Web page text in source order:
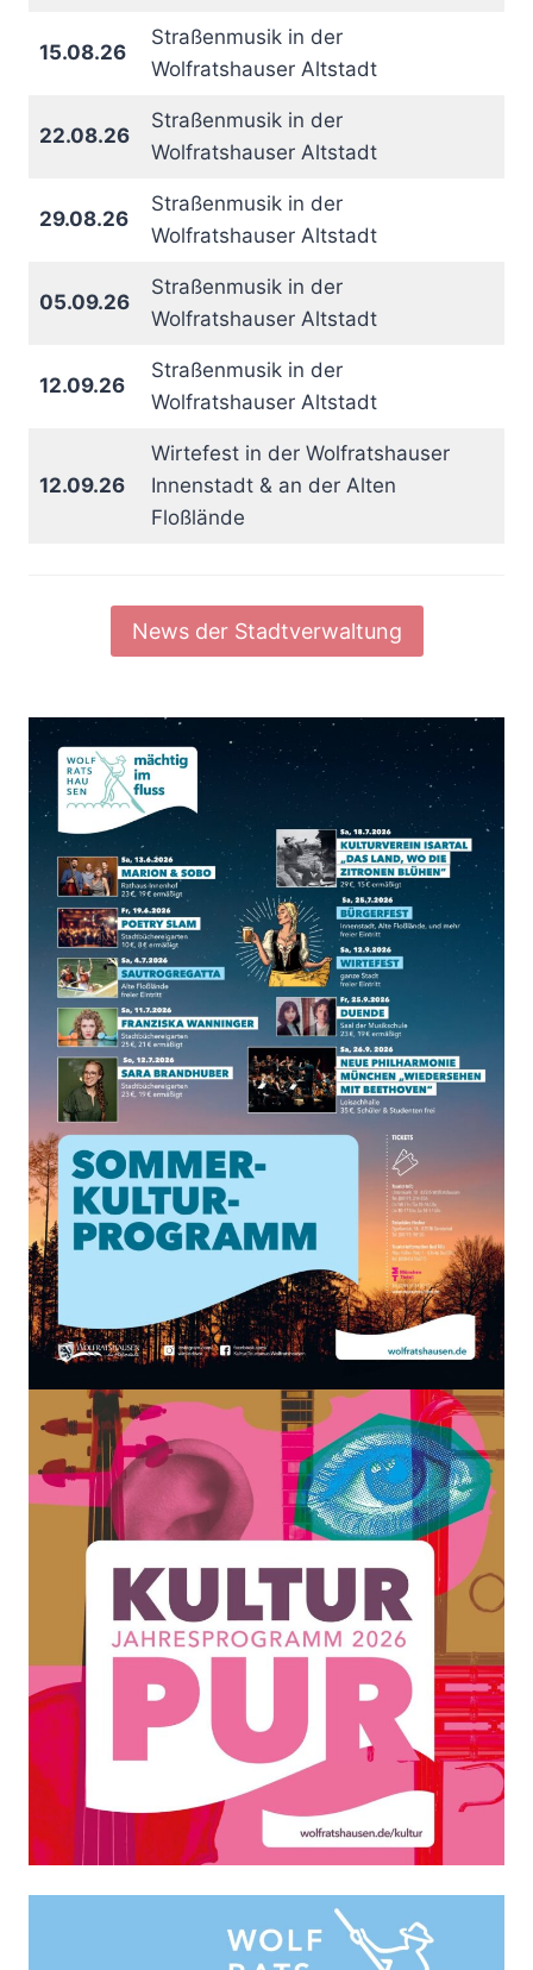
15.08.26
Straßenmusik in der
Wolfratshauser Altstadt
22.08.26
Straßenmusik in der
Wolfratshauser Altstadt
29.08.26
Straßenmusik in der
Wolfratshauser Altstadt
05.09.26
Straßenmusik in der
Wolfratshauser Altstadt
12.09.26
Straßenmusik in der
Wolfratshauser Altstadt
12.09.26
Wirtefest in der Wolfratshauser
Innenstadt & an der Alten
Floßlände
News der Stadtverwaltung